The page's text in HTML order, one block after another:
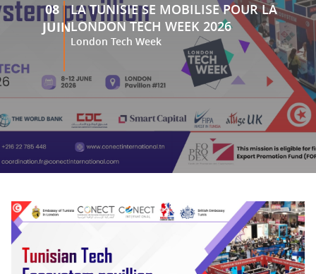
08
JUIN
LA TUNISIE SE MOBILISE POUR LA
LONDON TECH WEEK 2026
London Tech Week